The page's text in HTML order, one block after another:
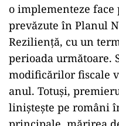
o implementeze
prevăzute în Planul
Reziliență, cu un
perioada următoare.
modificărilor fiscale
anul. Totuși,
liniștește pe români